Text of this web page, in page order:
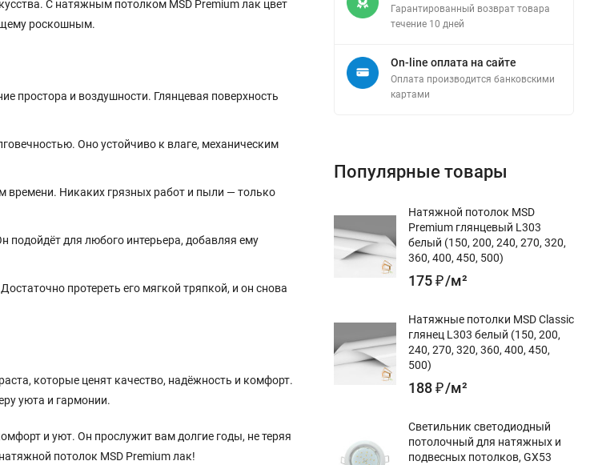
С натяжным потолком MSD Premium лак цвет
роскошным.
простора и воздушности. Глянцевая поверхность
Оно устойчиво к влаге, механическим
времени. Никаких грязных работ и пыли — только
подойдёт для любого интерьера, добавляя ему
протереть его мягкой тряпкой, и он снова
которые ценят качество, надёжность и комфорт.
уюта и гармонии.
и уют. Он прослужит вам долгие годы, не теряя
потолок MSD Premium лак!
Гарантированный возврат товара
течение 10 дней
On-line оплата на сайте
Оплата производится банковскими
картами
Популярные товары
Натяжной потолок MSD
Premium глянцевый L303
белый (150, 200, 240, 270, 320,
360, 400, 450, 500)
175₽/м²
Натяжные потолки MSD Classic
глянец L303 белый (150, 200,
240, 270, 320, 360, 400, 450,
500)
188₽/м²
Светильник светодиодный
потолочный для натяжных и
подвесных потолков, GX53